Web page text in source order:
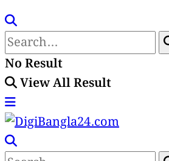
No Result
View All Result